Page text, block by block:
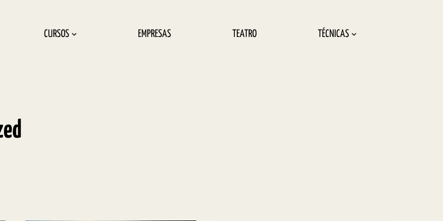
CURSOS EMPRESAS TEATRO TÉCNICAS